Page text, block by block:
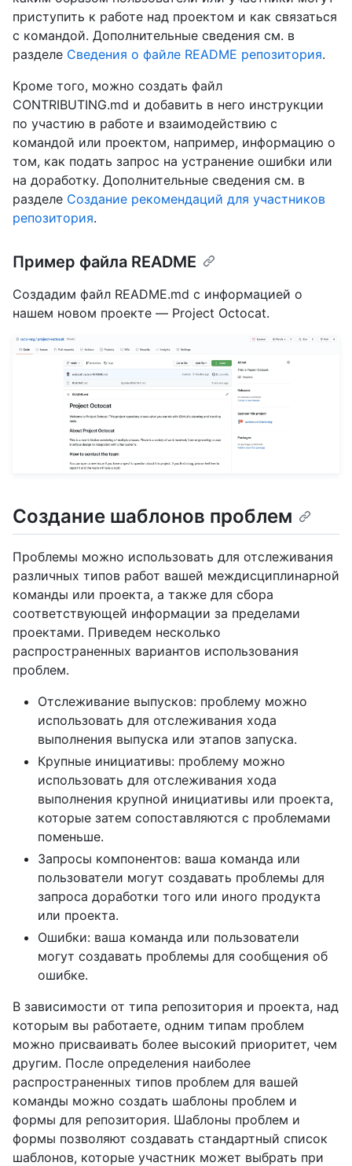
приступить к работе над проектом и как связаться
с командой. Дополнительные сведения см. в
разделе Сведения о файле README репозитория.
Кроме того, можно создать файл
CONTRIBUTING.md и добавить в него инструкции
по участию в работе и взаимодействию с
командой или проектом, например, информацию о
том, как подать запрос на устранение ошибки или
на доработку. Дополнительные сведения см. в
разделе Создание рекомендаций для участников
репозитория.
Пример файла README
Создадим файл README.md с информацией о
нашем новом проекте — Project Octocat.
Создание шаблонов проблем
Проблемы можно использовать для отслеживания
различных типов работ вашей междисциплинарной
команды или проекта, а также для сбора
соответствующей информации за пределами
проектами. Приведем несколько
распространенных вариантов использования
проблем.
Отслеживание выпусков: проблему можно
использовать для отслеживания хода
выполнения выпуска или этапов запуска.
Крупные инициативы: проблему можно
использовать для отслеживания хода
выполнения крупной инициативы или проекта,
которые затем сопоставляются с проблемами
поменьше.
Запросы компонентов: ваша команда или
пользователи могут создавать проблемы для
запроса доработки того или иного продукта
или проекта.
Ошибки: ваша команда или пользователи
могут создавать проблемы для сообщения об
ошибке.
В зависимости от типа репозитория и проекта, над
которым вы работаете, одним типам проблем
можно присваивать более высокий приоритет, чем
другим. После определения наиболее
распространенных типов проблем для вашей
команды можно создать шаблоны проблем и
формы для репозитория. Шаблоны проблем и
формы позволяют создавать стандартный список
шаблонов, которые участник может выбрать при